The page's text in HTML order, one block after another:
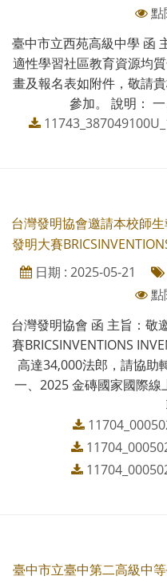
點
臺中市立西苑高級中學 函
適性學習社區教育資源均
畫及報名表如附件，敬請
參加。 說明：
台灣發明協會邀請本校師
發明大賽
日期 : 2025-05-21
點
台灣發明協會 函 主旨：敬
賽BRICSINVENTIONS
高達34,000法郎，請協助
一、2025 金磚國家國際
臺中市立臺中第二高級中